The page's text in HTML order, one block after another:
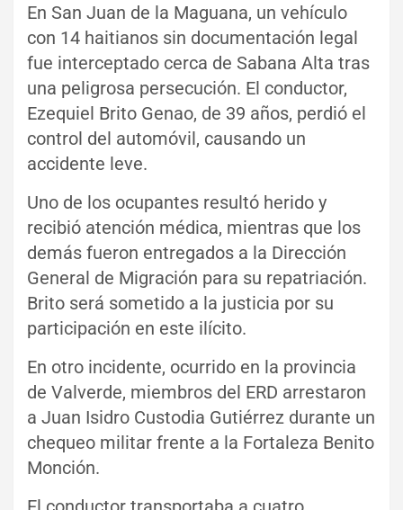
En San Juan de la Maguana, un vehículo
con 14 haitianos sin documentación legal
fue interceptado cerca de Sabana Alta tras
una peligrosa persecución. El conductor,
Ezequiel Brito Genao, de 39 años, perdió el
control del automóvil, causando un
accidente leve.
Uno de los ocupantes resultó herido y
recibió atención médica, mientras que los
demás fueron entregados a la Dirección
General de Migración para su repatriación.
Brito será sometido a la justicia por su
participación en este ilícito.
En otro incidente, ocurrido en la provincia
de Valverde, miembros del ERD arrestaron
a Juan Isidro Custodia Gutiérrez durante un
chequeo militar frente a la Fortaleza Benito
Monción.